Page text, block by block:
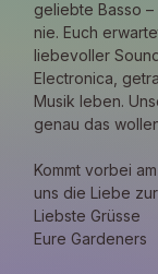
geliebte Basso
nie. Euch
liebevoller
Electronica,
Musik leben.
genau das
Kommt vorbei
uns die Liebe
Liebste Grüsse
Eure Gardeners